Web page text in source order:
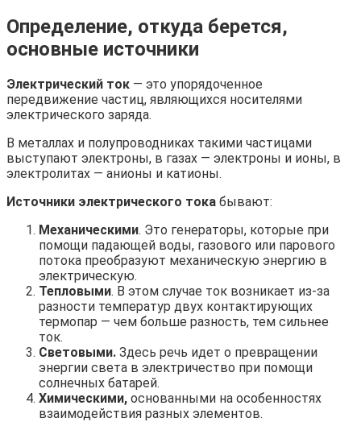
Определение, откуда берется,
основные источники
Электрический ток — это упорядоченное
передвижение частиц, являющихся носителями
электрического заряда.
В металлах и полупроводниках такими частицами
выступают электроны, в газах — электроны и ионы, в
электролитах — анионы и катионы.
Источники электрического тока бывают:
Механическими. Это генераторы, которые при
помощи падающей воды, газового или парового
потока преобразуют механическую энергию в
электрическую.
Тепловыми. В этом случае ток возникает из-за
разности температур двух контактирующих
термопар — чем больше разность, тем сильнее
ток.
Световыми. Здесь речь идет о превращении
энергии света в электричество при помощи
солнечных батарей.
Химическими, основанными на особенностях
взаимодействия разных элементов.